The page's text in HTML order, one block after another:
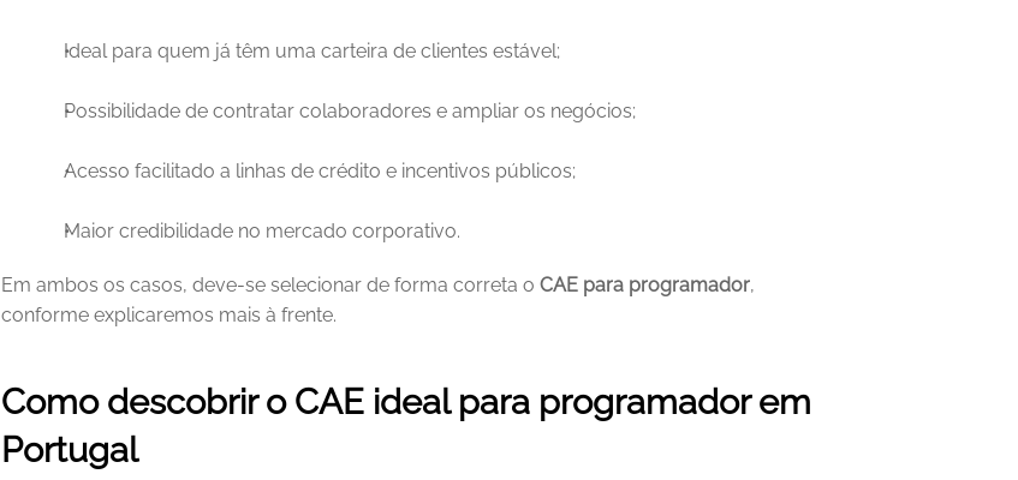
Ideal para quem já têm uma carteira de clientes estável;
Possibilidade de contratar colaboradores e ampliar os negócios;
Acesso facilitado a linhas de crédito e incentivos públicos;
Maior credibilidade no mercado corporativo.
Em ambos os casos, deve-se selecionar de forma correta o CAE para programador,
conforme explicaremos mais à frente.
Como descobrir o CAE ideal para programador em
Portugal